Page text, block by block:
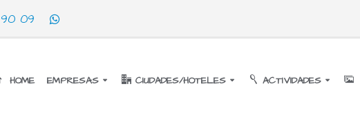
09
HOME EMPRESAS CIUDADES/HOTELES ACTIVIDADES